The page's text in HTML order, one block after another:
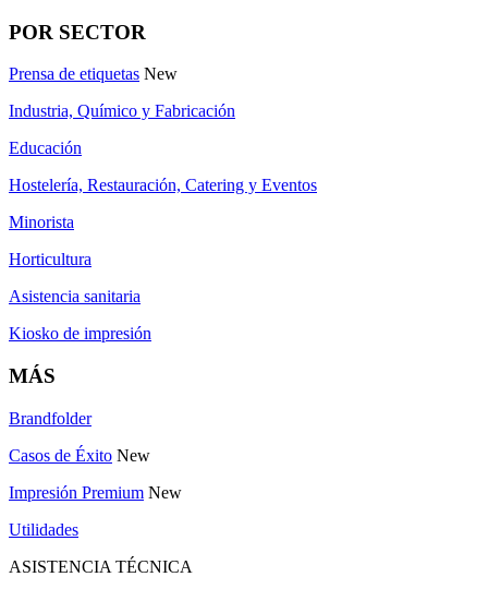
POR SECTOR
Prensa de etiquetas New
Industria, Químico y Fabricación
Educación
Hostelería, Restauración, Catering y Eventos
Minorista
Horticultura
Asistencia sanitaria
Kiosko de impresión
MÁS
Brandfolder
Casos de Éxito New
Impresión Premium New
Utilidades
ASISTENCIA TÉCNICA